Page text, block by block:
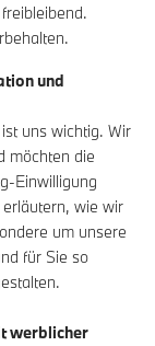
und
uns wichtig. Wir
möchten die
Einwilligung
wie wir
um unsere
für Sie so
werblicher